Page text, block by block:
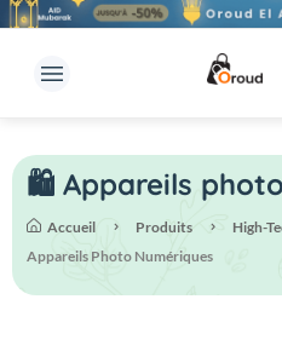
🛍️ Appareils
Accueil Produits High-
Appareils Photo Numériques